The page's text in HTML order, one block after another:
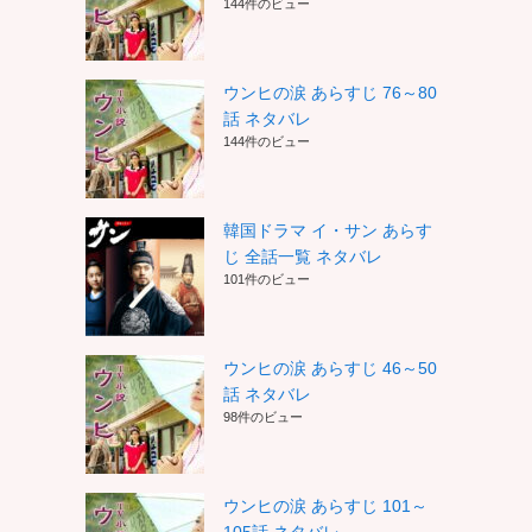
144件のビュー
ウンヒの涙 あらすじ 76～80
話 ネタバレ
144件のビュー
韓国ドラマ イ・サン あらす
じ 全話一覧 ネタバレ
101件のビュー
ウンヒの涙 あらすじ 46～50
話 ネタバレ
98件のビュー
ウンヒの涙 あらすじ 101～